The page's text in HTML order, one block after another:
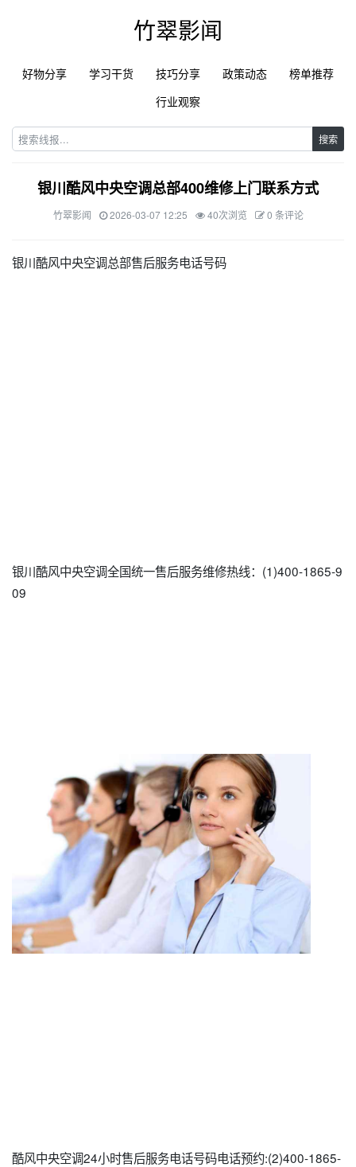
竹翠影闻
好物分享 学习干货 技巧分享 政策动态
榜单推荐
行业观察
搜索
银川酷风中央空调总部400维修上门联系方式
竹翠影闻 2026-03-07 12:25 40次浏览 0 条评论
银川酷风中央空调总部售后服务电话号码
银川酷风中央空调全国统一售后服务维修热线：(1)400-1865-9
09
酷风中央空调24小时售后服务电话号码电话预约:(2)400-1865-